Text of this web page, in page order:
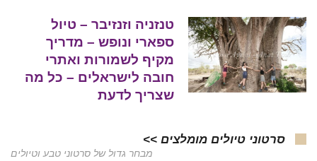
טנזניה וזנזיבר – טיול
ספארי ונופש – מדריך
מקיף לשמורות ואתרי
חובה לישראלים – כל מה
שצריך לדעת
סרטוני טיולים מומלצים >>
מבחר גדול של סרטוני טבע וטיולים